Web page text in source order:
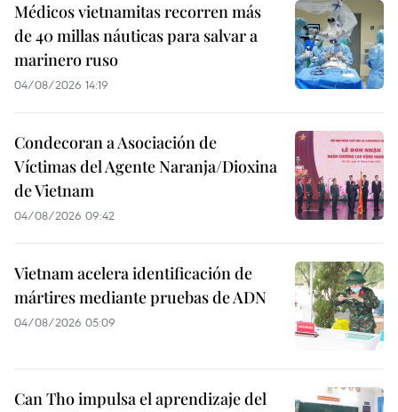
Médicos vietnamitas recorren más
de 40 millas náuticas para salvar a
marinero ruso
04/08/2026 14:19
Condecoran a Asociación de
Víctimas del Agente Naranja/Dioxina
de Vietnam
04/08/2026 09:42
Vietnam acelera identificación de
mártires mediante pruebas de ADN
04/08/2026 05:09
Can Tho impulsa el aprendizaje del